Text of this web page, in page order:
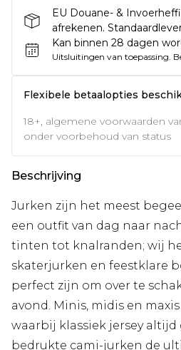
EU Douane- &
afrekenen.
Kan binnen 28 dagen
Uitsluitingen van toepassing.
Flexibele betaalopties
18+, algemene voorwaarden
onder voorbehoud van status
Beschrijving
Jurken zijn het meest
een outfit van dag naar
tinten tot knalranden; wij
skaterjurken en feestklare
perfect zijn om over te
avond. Minis, midis en
waarbij klassiek jersey
bedrukte cami-jurken de